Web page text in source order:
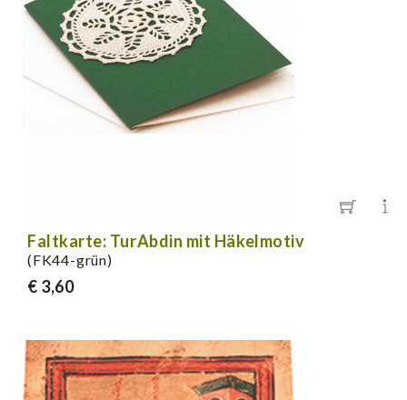
Faltkarte: TurAbdin mit Häkelmotiv
(FK44-grün)
€ 3,60